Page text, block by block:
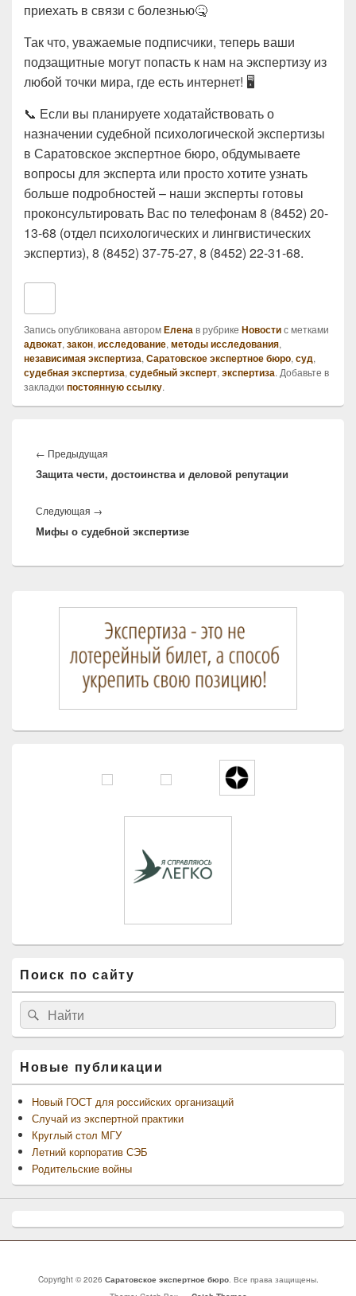
приехать в связи с болезнью🤒
Так что, уважаемые подписчики, теперь ваши
подзащитные могут попасть к нам на экспертизу из
любой точки мира, где есть интернет! 🖥
📞 Если вы планируете ходатайствовать о
назначении судебной психологической экспертизы
в Саратовское экспертное бюро, обдумываете
вопросы для эксперта или просто хотите узнать
больше подробностей – наши эксперты готовы
проконсультировать Вас по телефонам 8 (8452) 20-
13-68 (отдел психологических и лингвистических
экспертиз), 8 (8452) 37-75-27, 8 (8452) 22-31-68.
Запись опубликована авторомЕленав рубрике Новостис метками
адвокат, закон, исследование, методы исследования,
независимая экспертиза, Саратовское экспертное бюро, суд,
судебная экспертиза, судебный эксперт, экспертиза. Добавьте в
закладки постоянную ссылку.
по
записям
← Предыдущая
запись:
Защита чести, достоинства и деловой репутации
Следующая →
запись:
Мифы о судебной экспертизе
Поиск по сайту
Найти:Поиск
Новые публикации
Новый ГОСТ для российских организаций
Случай из экспертной практики
Круглый стол МГУ
Летний корпоратив СЭБ
Родительские войны
Copyright © 2026 Саратовское экспертное бюро. Все права защищены.